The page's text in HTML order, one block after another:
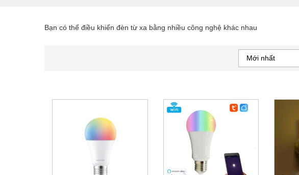
Bạn có thể điều khiển đèn từ xa bằng nhiều công nghệ khác nhau
Mới nhất